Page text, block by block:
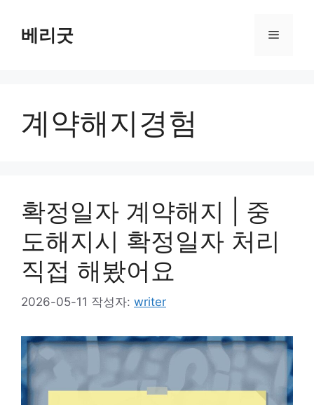
베리굿 메
계약해지경험
확정일자 계약해지 | 중
도해지시 확정일자 처리
직접 해봤어요
2026-05-11 작성자: writer